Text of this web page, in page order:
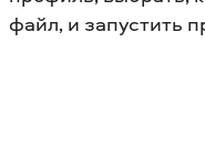
файл, и запустить